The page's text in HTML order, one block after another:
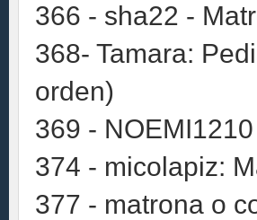
366 - sha22 -
368- Tamara:
orden)
369 -
374 - micolapiz:
377 - matrona o